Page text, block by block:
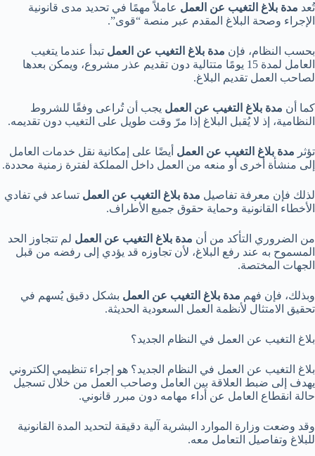
تُعد مدة بلاغ التغيب عن العمل عاملاً مهمًا في تحديد مدى قانونية
الإجراء وصحة البلاغ المقدم عبر منصة “قوى”.
بحسب النظام، فإن مدة بلاغ التغيب عن العمل تبدأ عندما يتغيب
العامل لمدة 15 يومًا متتالية دون تقديم عذر مشروع، ويمكن بعدها
لصاحب العمل تقديم البلاغ.
كما أن مدة بلاغ التغيب عن العمل يجب أن تُراعى وفقًا للشروط
النظامية، إذ لا يُقبل البلاغ إذا مرّ وقت طويل على التغيب دون تقديمه.
تؤثر مدة بلاغ التغيب عن العمل أيضًا على إمكانية نقل خدمات العامل
إلى منشأة أخرى أو منعه من العمل داخل المملكة لفترة زمنية محددة.
لذلك فإن معرفة تفاصيل مدة بلاغ التغيب عن العمل تساعد في تفادي
الأخطاء القانونية وحماية حقوق جميع الأطراف.
من الضروري التأكد من أن مدة بلاغ التغيب عن العمل لم تتجاوز الحد
المسموح به عند رفع البلاغ، لأن تجاوزه قد يؤدي إلى رفضه من قبل
الجهات المختصة.
وبذلك، فإن فهم مدة بلاغ التغيب عن العمل بشكل دقيق يُسهم في
تحقيق الامتثال لأنظمة العمل السعودية الحديثة.
بلاغ التغيب عن العمل في النظام الجديد؟
بلاغ التغيب عن العمل في النظام الجديد؟ هو إجراء تنظيمي إلكتروني
يهدف إلى ضبط العلاقة بين العامل وصاحب العمل من خلال تسجيل
حالة انقطاع العامل عن أداء مهامه دون مبرر قانوني.
وقد وضعت وزارة الموارد البشرية آلية دقيقة لتحديد المدة القانونية
للبلاغ وتفاصيل التعامل معه.